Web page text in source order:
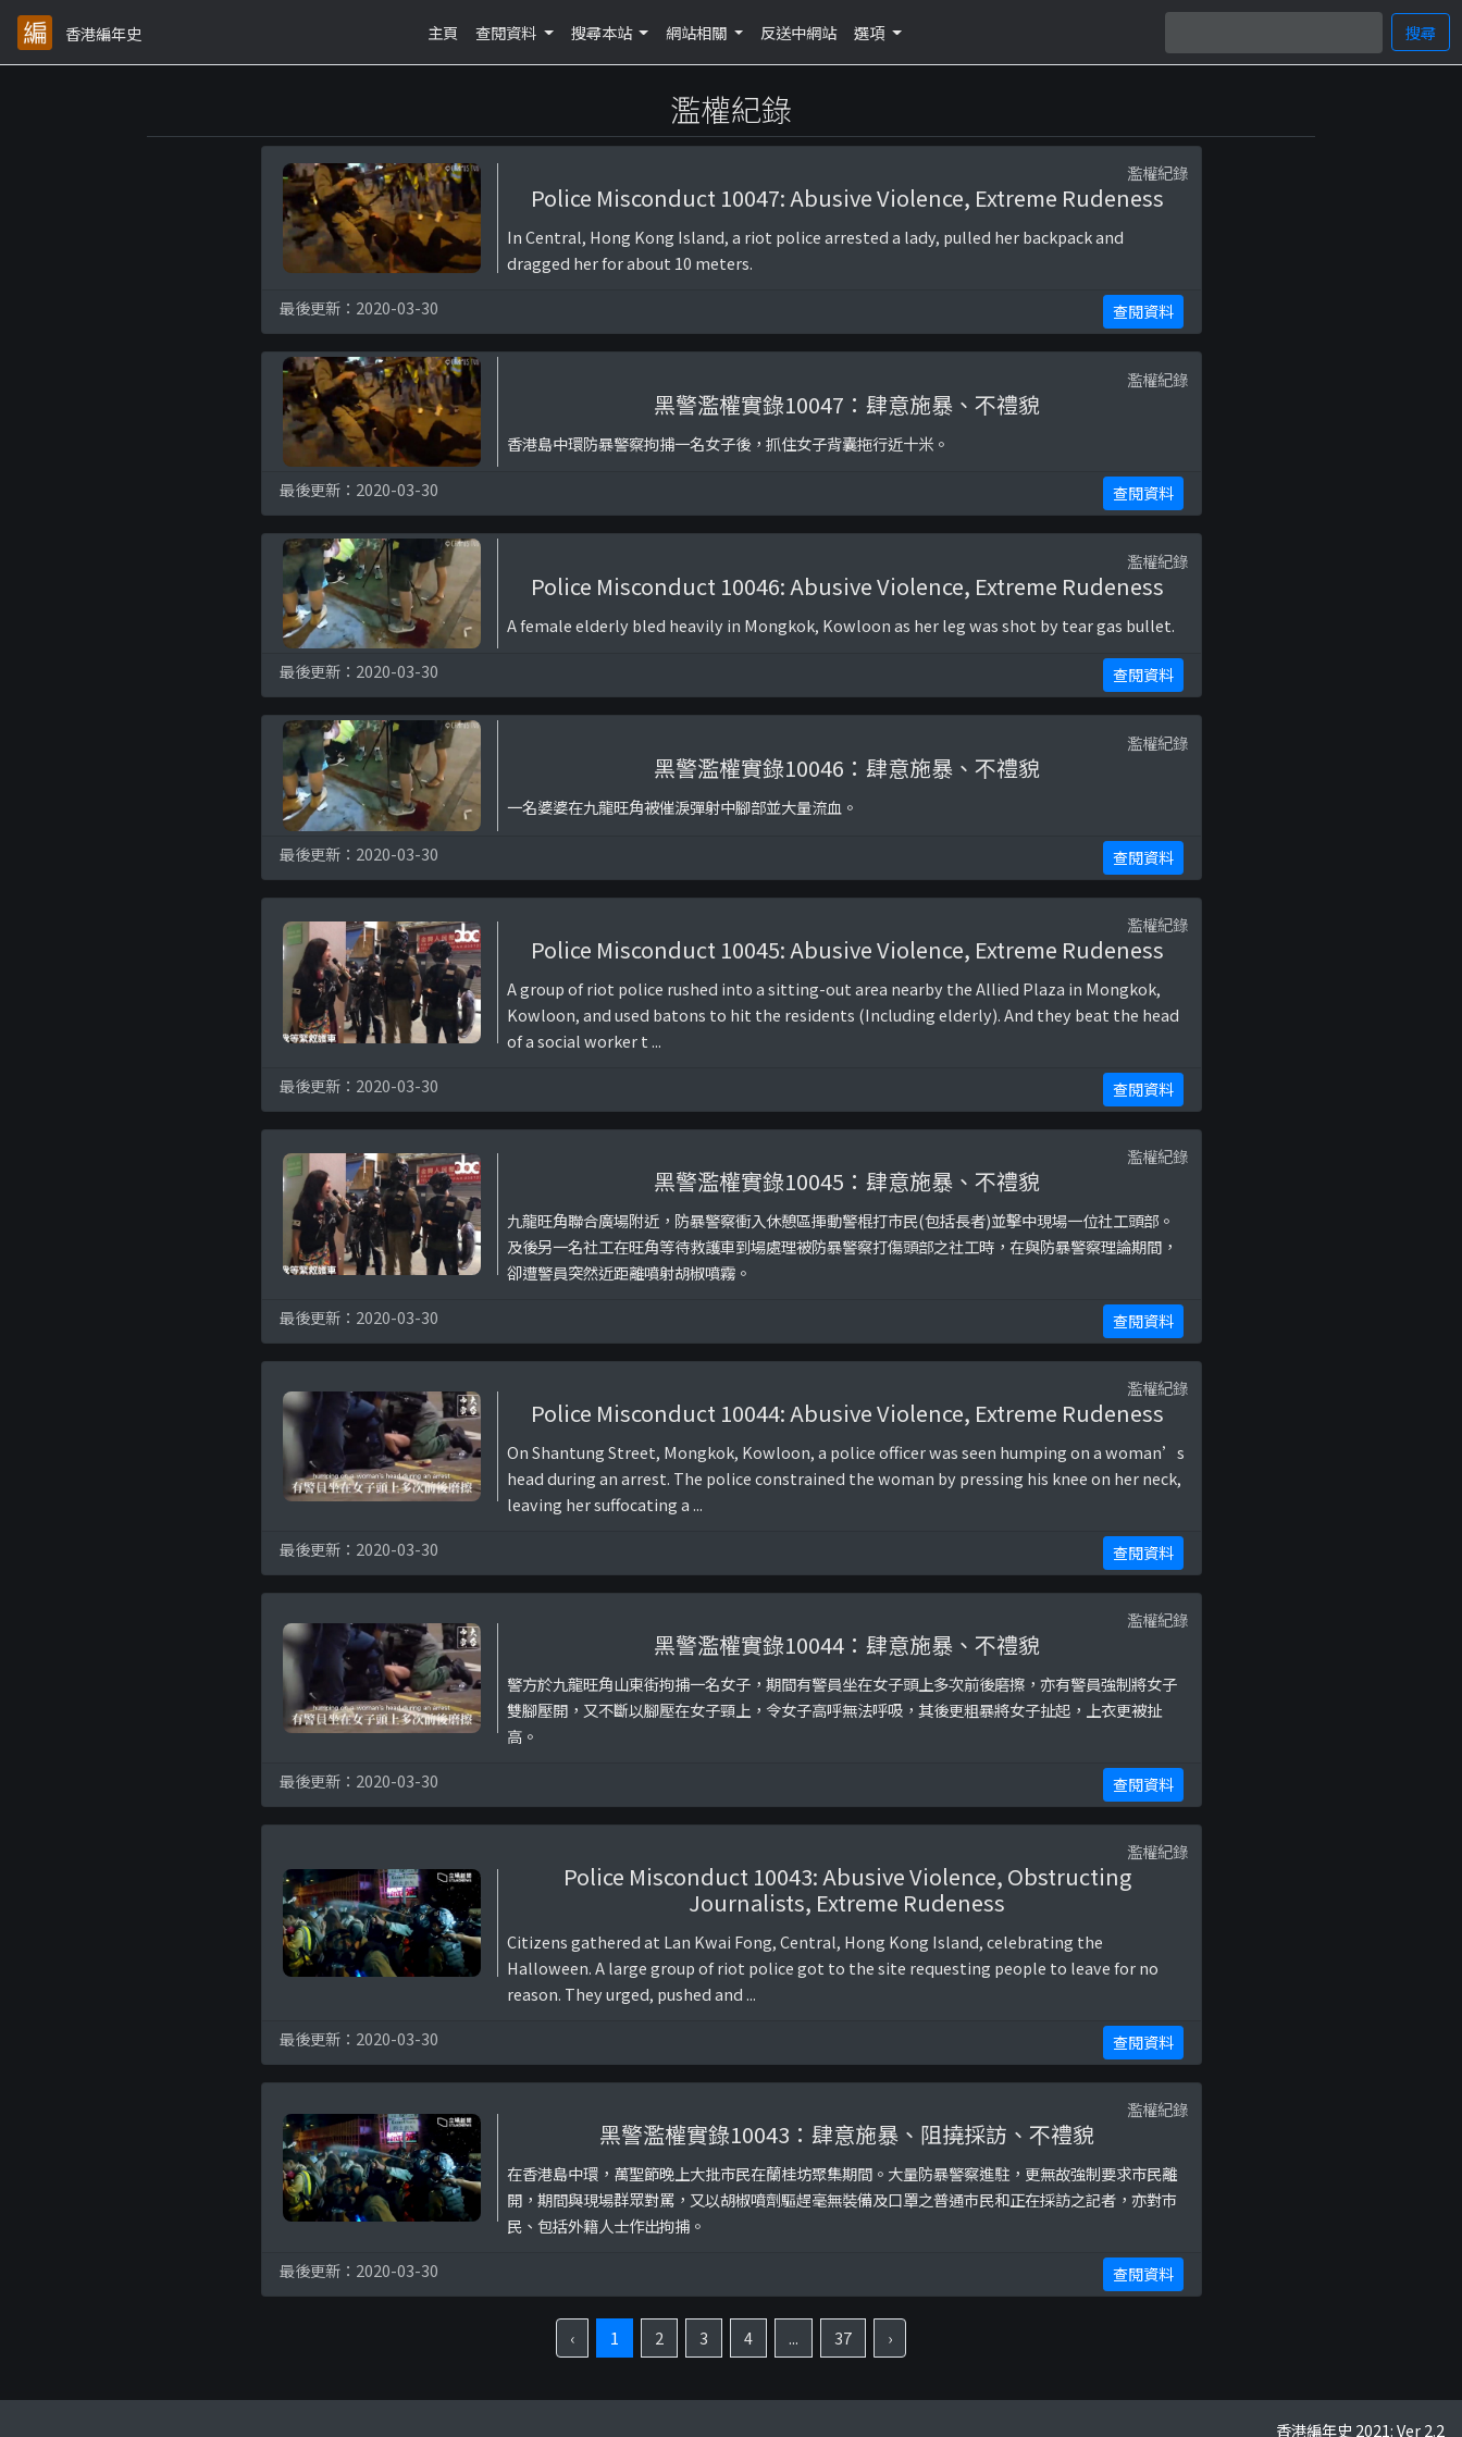
香港編年史 主頁 查閱資料 搜尋本站 網站相關 反送中網站 選項 搜尋
濫權紀錄
濫權紀錄
Police Misconduct 10047: Abusive Violence, Extreme Rudeness
In Central, Hong Kong Island, a riot police arrested a lady, pulled her backpack and
dragged her for about 10 meters.
最後更新：2020-03-30
查閱資料
濫權紀錄
黑警濫權實錄10047：肆意施暴、不禮貌
香港島中環防暴警察拘捕一名女子後，抓住女子背囊拖行近十米。
最後更新：2020-03-30
查閱資料
濫權紀錄
Police Misconduct 10046: Abusive Violence, Extreme Rudeness
A female elderly bled heavily in Mongkok, Kowloon as her leg was shot by tear gas bullet.
最後更新：2020-03-30 查閱資料
濫權紀錄
黑警濫權實錄10046：肆意施暴、不禮貌
一名婆婆在九龍旺角被催淚彈射中腳部並大量流血。
最後更新：2020-03-30 查閱資料
濫權紀錄
Police Misconduct 10045: Abusive Violence, Extreme Rudeness
A group of riot police rushed into a sitting-out area nearby the Allied Plaza in Mongkok,
Kowloon, and used batons to hit the residents (Including elderly). And they beat the head
of a social worker t ...
最後更新：2020-03-30
查閱資料
濫權紀錄
黑警濫權實錄10045：肆意施暴、不禮貌
九龍旺角聯合廣場附近，防暴警察衝入休憩區揮動警棍打市民(包括長者)並擊中現場一位社工頭部。
及後另一名社工在旺角等待救護車到場處理被防暴警察打傷頭部之社工時，在與防暴警察理論期間，
卻遭警員突然近距離噴射胡椒噴霧。
最後更新：2020-03-30
查閱資料
濫權紀錄
Police Misconduct 10044: Abusive Violence, Extreme Rudeness
On Shantung Street, Mongkok, Kowloon, a police officer was seen humping on a woman’s
head during an arrest. The police constrained the woman by pressing his knee on her neck,
leaving her suffocating a ...
最後更新：2020-03-30
查閱資料
濫權紀錄
黑警濫權實錄10044：肆意施暴、不禮貌
警方於九龍旺角山東街拘捕一名女子，期間有警員坐在女子頭上多次前後磨擦，亦有警員強制將女子
雙腳壓開，又不斷以腳壓在女子頸上，令女子高呼無法呼吸，其後更粗暴將女子扯起，上衣更被扯
高。
最後更新：2020-03-30
查閱資料
濫權紀錄
Police Misconduct 10043: Abusive Violence, Obstructing
Journalists, Extreme Rudeness
Citizens gathered at Lan Kwai Fong, Central, Hong Kong Island, celebrating the
Halloween. A large group of riot police got to the site requesting people to leave for no
reason. They urged, pushed and ...
最後更新：2020-03-30
查閱資料
濫權紀錄
黑警濫權實錄10043：肆意施暴、阻撓採訪、不禮貌
在香港島中環，萬聖節晚上大批市民在蘭桂坊聚集期間。大量防暴警察進駐，更無故強制要求市民離
開，期間與現場群眾對罵，又以胡椒噴劑驅趕毫無裝備及口罩之普通巿民和正在採訪之記者，亦對巿
民、包括外籍人士作出拘捕。
最後更新：2020-03-30
查閱資料
‹ 1 2 3 4 ... 37 ›
香港編年史 2021: Ver 2.2